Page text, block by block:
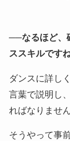
──なるほど、
ススキルですね
ダンスに詳し
言葉で説明し
ればなりません
そうやって事